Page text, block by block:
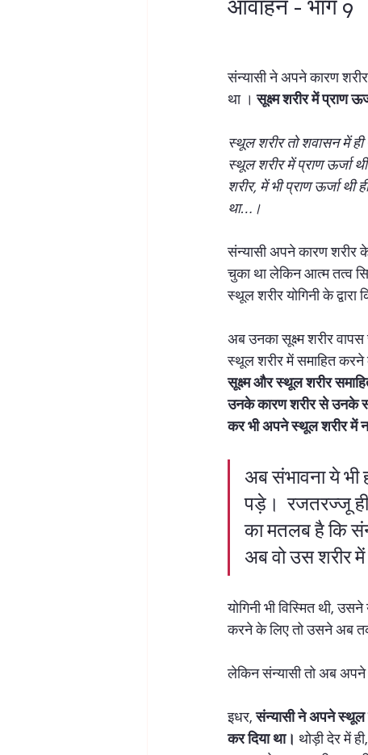
आवाहन - भाग 9
संन्यासी ने अपने कारण
था । सूक्ष्म शरीर में प्राण
स्थूल शरीर तो शवासन में
स्थूल शरीर में प्राण ऊर्जा
शरीर, में भी प्राण ऊर्जा थी
था…।
संन्यासी अपने कारण शरीर
चुका था लेकिन आत्म तत्व
स्थूल शरीर योगिनी के
अब उनका सूक्ष्म शरीर
स्थूल शरीर में समाहित करने
सूक्ष्म और स्थूल शरीर
उनके कारण शरीर से उनके
कर भी अपने स्थूल शरीर में
अब संभावना ये भी
पड़े।  रजतरज्जू ही
का मतलब है कि
अब वो उस शरीर
योगिनी भी विस्मित थी,
करने के लिए तो उसने अब
लेकिन संन्यासी तो अब अपने
इधर, संन्यासी ने अपने स्थूल
कर दिया था। थोड़ी देर में